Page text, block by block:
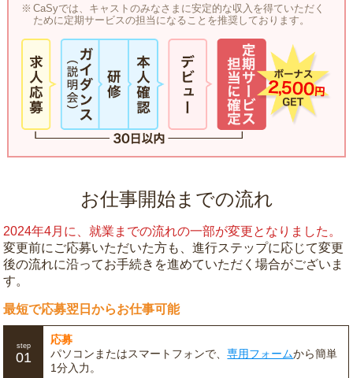
CaSyでは、キャストのみなさまに安定的な収入を得ていただく
ために定期サービスの担当になることを推奨しております。
お仕事開始までの流れ
2024年4月に、就業までの流れの一部が変更となりました。
変更前にご応募いただいた方も、進行ステップに応じて変更
後の流れに沿ってお手続きを進めていただく場合がございま
す。
最短で応募翌日からお仕事可能
step
01
応募
パソコンまたはスマートフォンで、専用フォームから簡単
1分入力。